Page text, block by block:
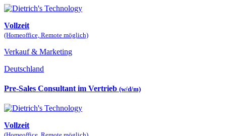
Vollzeit
(Homeoffice, Remote möglich)
Verkauf & Marketing
Deutschland
Pre-Sales Consultant im Vertrieb (w/d/m)
Vollzeit